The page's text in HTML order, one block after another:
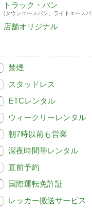
トラック・バン
(タウンエースバン、ライトエースバ
店舗オリジナル
禁煙
スタッドレス
ETCレンタル
ウィークリーレンタル
朝7時以前も営業
深夜時間帯レンタル
直前予約
国際運転免許証
レッカー搬送サービス